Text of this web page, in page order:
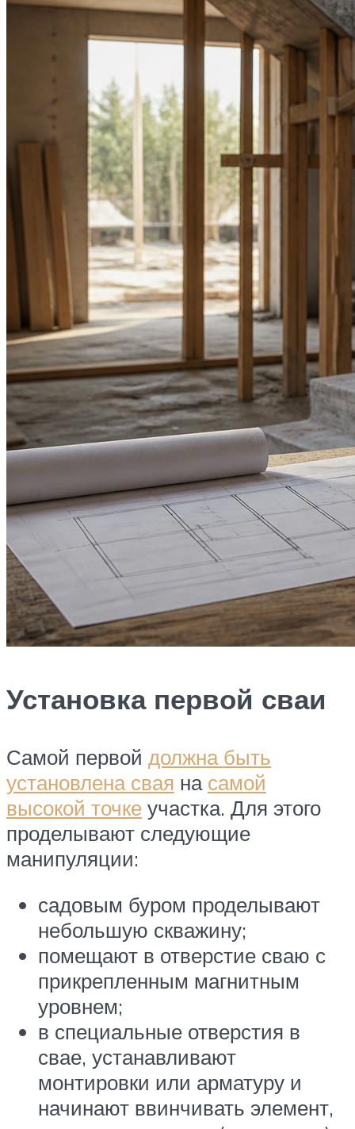
Установка первой сваи
Самой первой должна быть
установлена свая на самой
высокой точке участка. Для этого
проделывают следующие
манипуляции:
садовым буром проделывают
небольшую скважину;
помещают в отверстие сваю с
прикрепленным магнитным
уровнем;
в специальные отверстия в
свае, устанавливают
монтировки или арматуру и
начинают ввинчивать элемент,